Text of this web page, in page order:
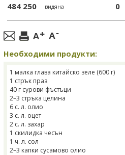
484 250 видяна 0
Необходими продукти:
1 малка глава китайско зеле (600 г)
1 стрък праз
40 г сурови фъстъци
2–3 стръка целина
6 с. л. олио
3 с. л. оцет
2 с. л. захар
1 скилидка чесън
1 ч. л. сол
2–3 капки сусамово олио